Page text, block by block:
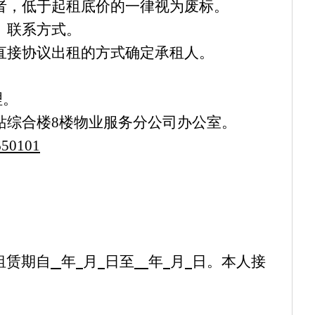
低于起租底价的一律视为废标。
系方式。
接协议出租的方式确定承租人。
综合楼8楼物业服务分公司办公室。
赁期自 年 月 日至 年 月 日。本人接